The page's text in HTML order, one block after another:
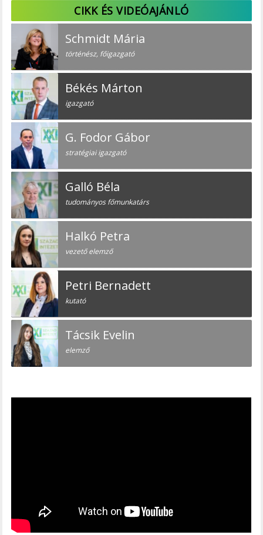
CIKK ÉS VIDEÓAJÁNLÓ
Schmidt Mária
történész, főigazgató
Békés Márton
igazgató
G. Fodor Gábor
stratégiai igazgató
Galló Béla
tudományos főmunkatárs
Halkó Petra
vezető elemző
Petri Bernadett
kutató
Tácsik Evelin
elemző